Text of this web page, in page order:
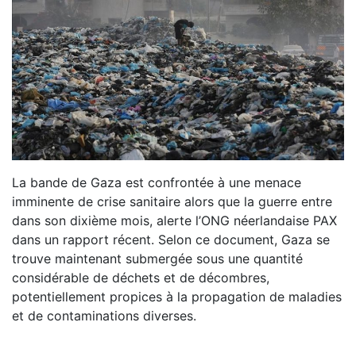
La bande de Gaza est confrontée à une menace
imminente de crise sanitaire alors que la guerre entre
dans son dixième mois, alerte l’ONG néerlandaise PAX
dans un rapport récent. Selon ce document, Gaza se
trouve maintenant submergée sous une quantité
considérable de déchets et de décombres,
potentiellement propices à la propagation de maladies
et de contaminations diverses.